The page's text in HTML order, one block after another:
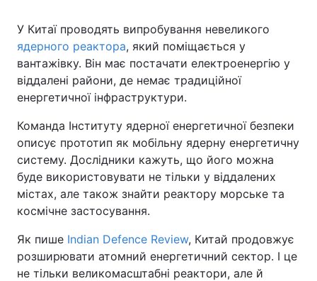
У Китаї проводять випробування невеликого
ядерного реактора, який поміщається у
вантажівку. Він має постачати електроенергію у
віддалені райони, де немає традиційної
енергетичної інфраструктури.
Команда Інституту ядерної енергетичної безпеки
описує прототип як мобільну ядерну енергетичну
систему. Дослідники кажуть, що його можна
буде використовувати не тільки у віддалених
містах, але також знайти реактору морське та
космічне застосування.
Як пише Indian Defence Review, Китай продовжує
розширювати атомний енергетичний сектор. І це
не тільки великомасштабні реактори, але й